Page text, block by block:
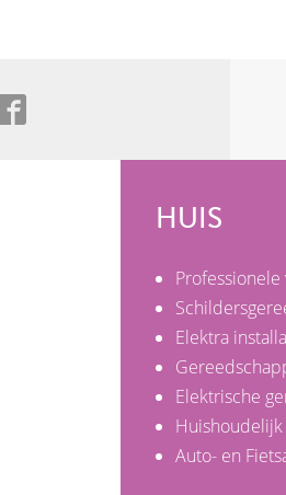
HUIS
Professionele
Elektra
Elektrische
Huishoudelijk
Auto- en